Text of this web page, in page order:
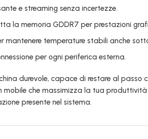
e streaming senza incertezze.
la memoria GDDR7 per prestazioni
mantenere temperature stabili anche
per ogni periferica esterna.
durevole, capace di restare al passo
che massimizza la tua produttività
presente nel sistema.